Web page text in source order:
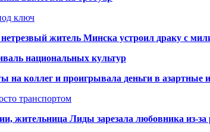
ключ
житель Минска устроил драку с
национальных культур
коллег и проигрывала деньги в азартные
транспортом
жительница Лиды зарезала любовника из-за